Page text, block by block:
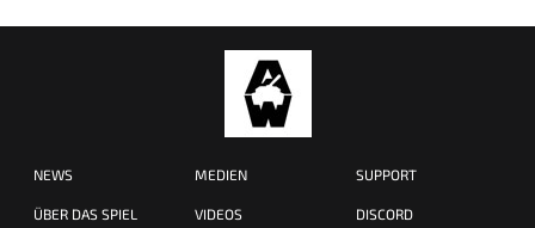
NEWS
ÜBER DAS SPIEL
MEDIEN
VIDEOS
SUPPORT
DISCORD